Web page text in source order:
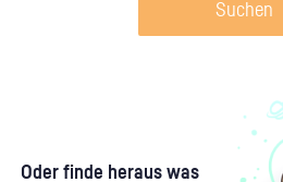
Suchen
Oder finde heraus was